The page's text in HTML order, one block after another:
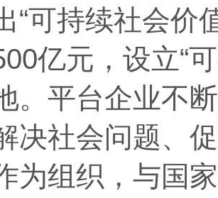
“可持续社会价
亿元，设立“
。平台企业不
决社会问题、
为组织，与国